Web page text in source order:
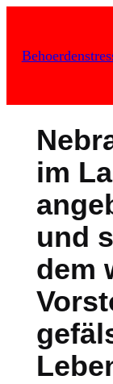
springen
im
und
dem